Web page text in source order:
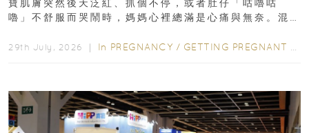
寶肌膚突然後天泛紅、抓個不停，或者肚仔「咕嚕咕
嚕」不舒服而哭鬧時，媽媽心裡總滿是心痛與無奈。混
29th July, 2026 ｜ In PREGNANCY / GETTING PREGNANT